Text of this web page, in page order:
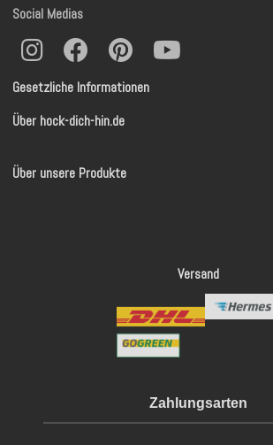
Gesetzliche Informationen
Über hock-dich-hin.de
Über unsere Produkte
Social Medias
Versand
Zahlungsarten